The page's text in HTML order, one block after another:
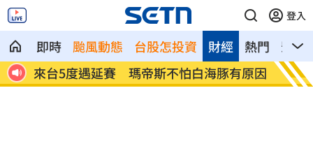
登入
即時 颱風動態 台股怎投資 熱門 影音
財經
慘
來台5度遇延賽 瑪帝斯不怕白海豚有原因 視障